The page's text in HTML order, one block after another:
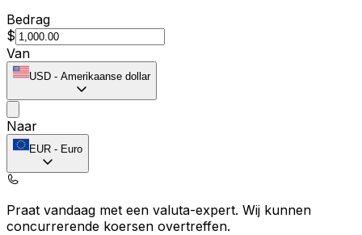
Bedrag
$
Van
USD - Amerikaanse dollar
Naar
EUR - Euro
Praat vandaag met een valuta-expert. Wij kunnen
concurrerende koersen overtreffen.